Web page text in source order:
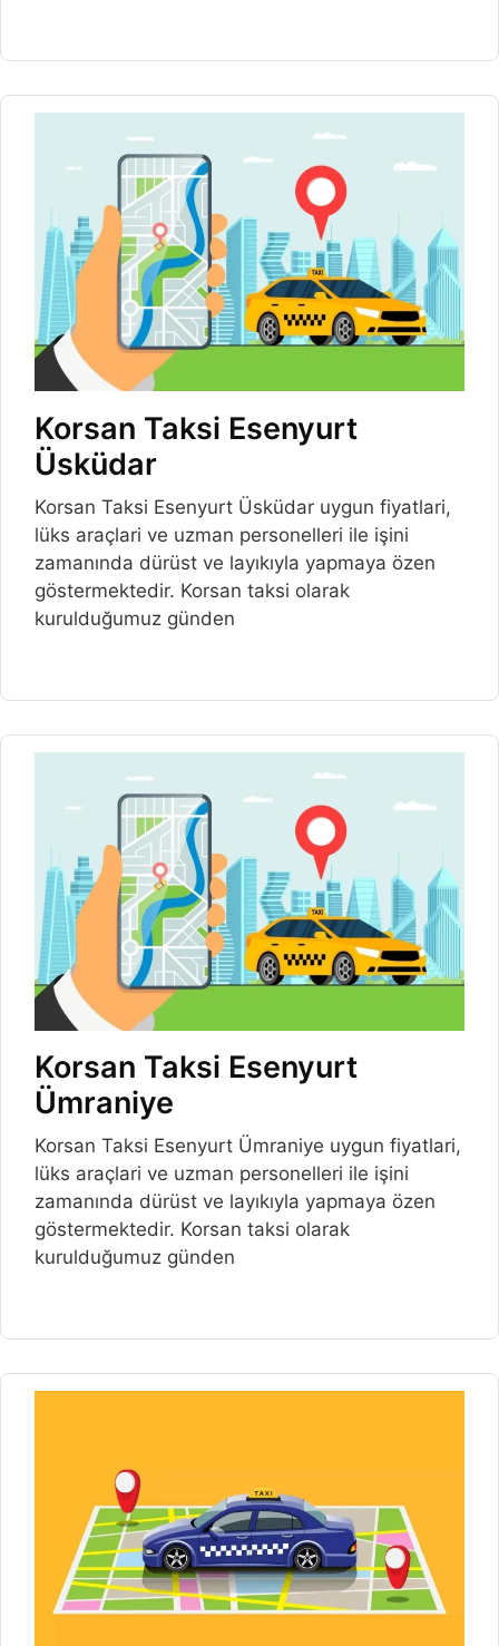
Korsan Taksi Esenyurt
Üsküdar
Korsan Taksi Esenyurt Üsküdar uygun fiyatlari,
lüks araçlari ve uzman personelleri ile işini
zamanında dürüst ve layıkıyla yapmaya özen
göstermektedir. Korsan taksi olarak
kurulduğumuz günden
Korsan Taksi Esenyurt
Ümraniye
Korsan Taksi Esenyurt Ümraniye uygun fiyatlari,
lüks araçlari ve uzman personelleri ile işini
zamanında dürüst ve layıkıyla yapmaya özen
göstermektedir. Korsan taksi olarak
kurulduğumuz günden